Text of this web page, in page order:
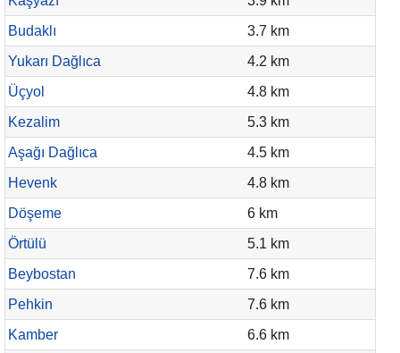
Budaklı
3.7 km
Yukarı Dağlıca
4.2 km
Üçyol
4.8 km
Kezalim
5.3 km
Aşağı Dağlıca
4.5 km
Hevenk
4.8 km
Döşeme
6 km
Örtülü
5.1 km
Beybostan
7.6 km
Pehkin
7.6 km
Kamber
6.6 km